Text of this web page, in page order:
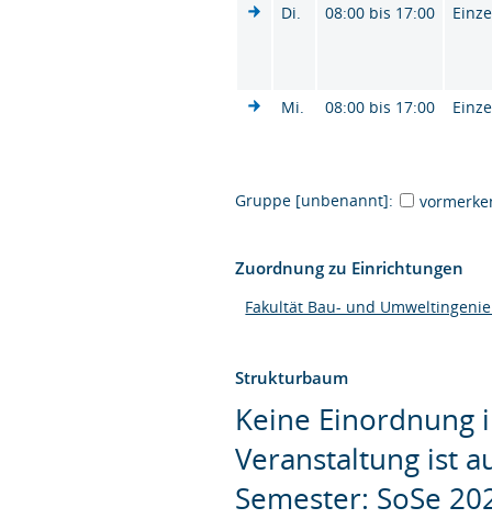
Di. 08:00 bis 17:00
Mi. 08:00 bis 17:00
Gruppe [unbenannt]:
Zuordnung zu Einrichtungen
Fakultät Bau- und
Strukturbaum
Keine Einordnung
Veranstaltung ist
Semester: SoSe